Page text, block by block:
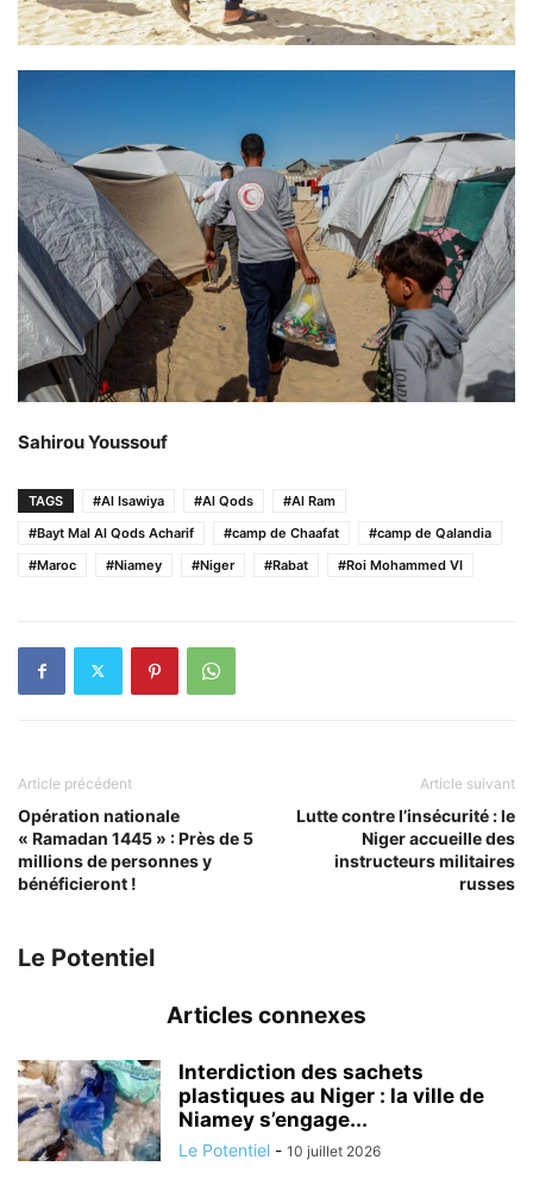
Sahirou Youssouf
TAGS #Al Isawiya #Al Qods
#Al Ram
#Bayt Mal Al Qods Acharif
#camp de Chaafat
#camp de Qalandia
#Maroc
#Niamey #Niger #Rabat #Roi Mohammed VI
Article précédent
Opération nationale
« Ramadan 1445 » : Près de 5
millions de personnes y
bénéficieront !
Article suivant
Lutte contre l’insécurité : le
Niger accueille des
instructeurs militaires
russes
Le Potentiel
Articles connexes
Interdiction des sachets
plastiques au Niger : la ville de
Niamey s’engage...
Le Potentiel - 10 juillet 2026